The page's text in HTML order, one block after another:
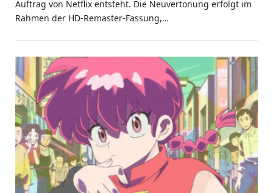
Auftrag von Netflix entsteht. Die Neuvertonung erfolgt im
Rahmen der HD-Remaster-Fassung,…